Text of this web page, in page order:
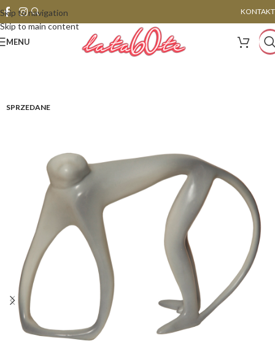
Skip to navigation
Skip to main content
KONTAKT
MENU
SPRZEDANE